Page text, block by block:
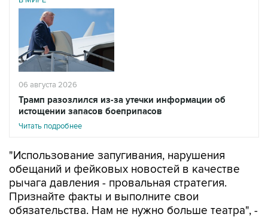
06 августа 2026
Трамп разозлился из-за утечки информации об
истощении запасов боеприпасов
Читать подробнее
"Использование запугивания, нарушения
рычага давления - провальная стратегия.
Признайте факты и выполните свои
обязательства. Нам не нужно больше театра", -
написал Галибаф в соцсети X.